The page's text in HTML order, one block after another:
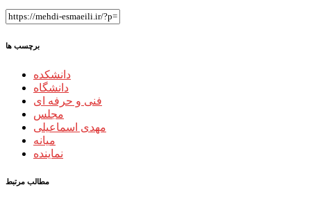
برچسب ها
دانشکده
دانشگاه
فنی و حرفه ای
مجلس
مهدی اسماعیلی
میانه
نماینده
مطالب مرتبط